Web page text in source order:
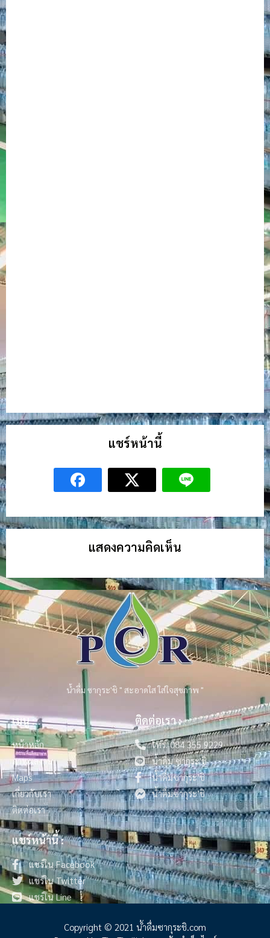
แชร์หน้านี้
แสดงความคิดเห็น
น้ำดื่ม ซากุระ'ชิ " สะอาดใส ใส่ใจสุขภาพ "
เมนู :
หน้าหลัก
ภาพผลงาน
Maps
เกี่ยวกับเรา
ติดต่อเรา
ติดต่อเรา :
โทร. 084 355 9229
น้ำดื่ม ซากุระ'ชิ
น้ำดื่มซากุระ’ชิ
น้ำดื่มซากุระ’ชิ
แชร์หน้านี้ :
แชร์ใน Facebook
แชร์ใน Twitter
แชร์ใน Line
Copyright © 2021 น้ําดื่มซากุระชิ.com